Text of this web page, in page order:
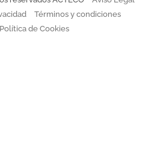
Términos y condiciones
Política de Cookies